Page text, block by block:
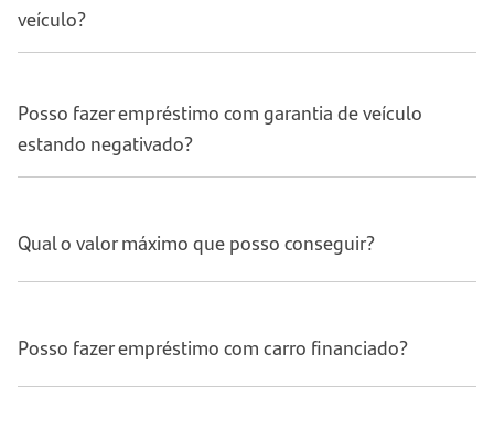
veículo?
Posso fazer empréstimo com garantia de veículo
estando negativado?
Qual o valor máximo que posso conseguir?
Posso fazer empréstimo com carro financiado?